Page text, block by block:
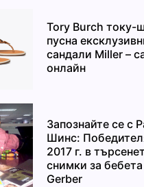
Tory Burch току-
пусна
сандали Miller –
онлайн
Запознайте се с
Шинс:
2017 г. в
снимки за бебета
Gerber